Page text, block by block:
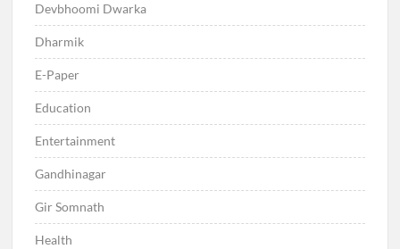
Devbhoomi Dwarka
Dharmik
E-Paper
Education
Entertainment
Gandhinagar
Gir Somnath
Health